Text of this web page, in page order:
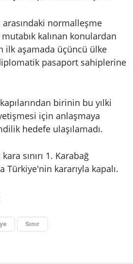
normalleşme
kalınan konulardan
ilk aşamada üçüncü ülke
pasaport sahiplerine
birinin bu yılki
için anlaşmaya
hedefe ulaşılamadı.
sınırı 1. Karabağ
Türkiye'nin kararıyla kapalı.
Sınır